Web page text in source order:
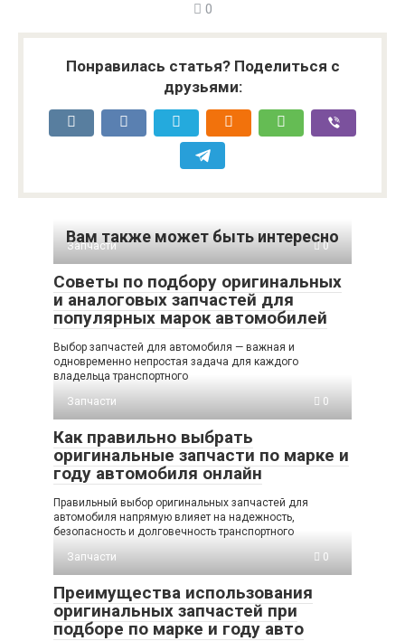
0
Понравилась статья? Поделиться с
друзьями:
Вам также может быть интересно
Запчасти 0
Советы по подбору оригинальных
и аналоговых запчастей для
популярных марок автомобилей
Выбор запчастей для автомобиля — важная и
одновременно непростая задача для каждого
владельца транспортного
Запчасти
0
Как правильно выбрать
оригинальные запчасти по марке и
году автомобиля онлайн
Правильный выбор оригинальных запчастей для
автомобиля напрямую влияет на надежность,
безопасность и долговечность транспортного
Запчасти
0
Преимущества использования
оригинальных запчастей при
подборе по марке и году авто